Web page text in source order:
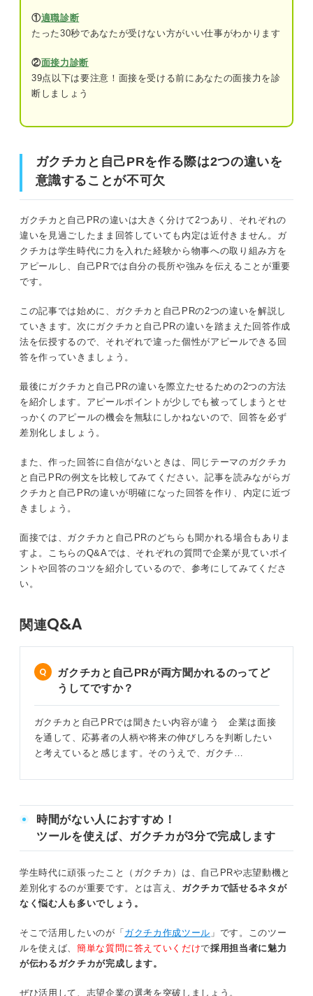
同じ題材の例文6選！ ガクチカと自己PRを比較し
て違いを知ろう
①学業・ゼミ
ガクチカと自己PRの違いを捉えた回答で選考通過
に近づこう！
①適職診断
たった30秒であなたが受けない方がいい仕事がわかります
②面接力診断
39点以下は要注意！面接を受ける前にあなたの面接力を診
断しましょう
ガクチカと自己PRを作る際は2つの違いを
意識することが不可欠
ガクチカと自己PRの違いは大きく分けて2つあり、それぞれの
違いを見過ごしたまま回答していても内定は近付きません。ガ
クチカは学生時代に力を入れた経験から物事への取り組み方を
アピールし、自己PRでは自分の長所や強みを伝えることが重要
です。
この記事では始めに、ガクチカと自己PRの2つの違いを解説し
ていきます。次にガクチカと自己PRの違いを踏まえた回答作成
法を伝授するので、それぞれで違った個性がアピールできる回
答を作っていきましょう。
最後にガクチカと自己PRの違いを際立たせるための2つの方法
を紹介します。アピールポイントが少しでも被ってしまうとせ
っかくのアピールの機会を無駄にしかねないので、回答を必ず
差別化しましょう。
また、作った回答に自信がないときは、同じテーマのガクチカ
と自己PRの例文を比較してみてください。記事を読みながらガ
クチカと自己PRの違いが明確になった回答を作り、内定に近づ
きましょう。
面接では、ガクチカと自己PRのどちらも聞かれる場合もありま
すよ。こちらのQ&Aでは、それぞれの質問で企業が見ていポイ
ントや回答のコツを紹介しているので、参考にしてみてくださ
い。
関連Q&A
ガクチカと自己PRが両方聞かれるのってど
うしてですか？
ガクチカと自己PRでは聞きたい内容が違う 企業は面接
を通して、応募者の人柄や将来の伸びしろを判断したい
と考えていると感じます。そのうえで、ガクチ…
時間がない人におすすめ！
ツールを使えば、ガクチカが3分で完成します
学生時代に頑張ったこと（ガクチカ）は、自己PRや志望動機と
差別化するのが重要です。とは言え、 ガクチカで話せるネタが
なく悩む人も多いでしょう。
そこで活用したいのが「ガクチカ作成ツール 」です。このツー
ルを使えば、 簡単な質問に答えていくだけで採用担当者に魅力
が伝わるガクチカが完成します。
ぜひ活用して、志望企業の選考を突破しましょう。
ガクチカと自己PRの違い①アピールポイント
ガクチカ：物事への取り組み方
自己PR：長所や人柄
ガクチカと自己PRの違い②企業の狙い
ガクチカ：仕事への取り組み方を想定したい
自己PR：強みから自社とのマッチングを確認したい
違いを踏まえたガクチカ・自己PRの回答作成法！
①回答する題材を選ぼう
③企業にアピールする内容を整理しよう
ガクチカと自己PRをより差別化するための2つの方法
①題材はなるべく被らせない
同じ題材の例文6選！ ガクチカと自己PRを比較して違い
を知ろう
①学業・ゼミ
②部活動・サークル
③アルバイト
ガクチカと自己PRの違いを捉えた回答で選考通過に近づ
こう！